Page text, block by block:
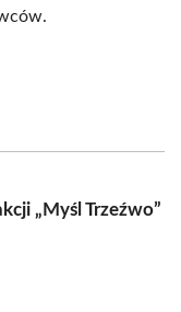
„Myśl Trzeźwo”